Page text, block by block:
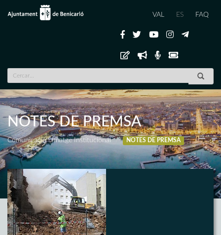
VAL ES FAQ
NOTES DE PREMSA
Comunicació i Imatge Institucional NOTES DE PREMSA